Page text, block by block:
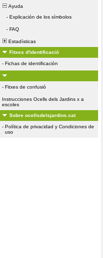
Ayuda
- Explicación de los símbolos
- FAQ
Estadísticas
Fitxes d'identificació
- Fichas de identificación
- Fitxes de confusió
Instrucciones Ocells dels Jardins x a
escoles
Sobre ocellsdelsjardins.cat
- Política de privacidad y Condiciones de
uso